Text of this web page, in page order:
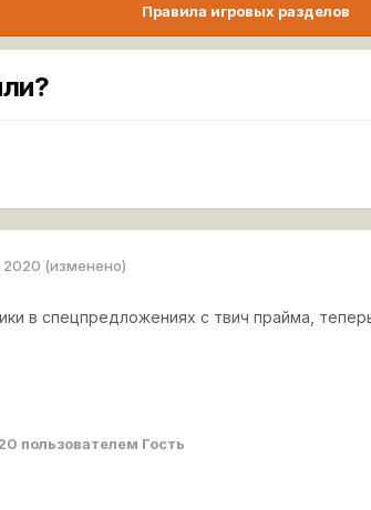
Правила игровых разделов
2020 (изменено)
в спецпредложениях с твич прайма,
пользователем Гость